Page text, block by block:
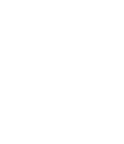
лук, томатный соус